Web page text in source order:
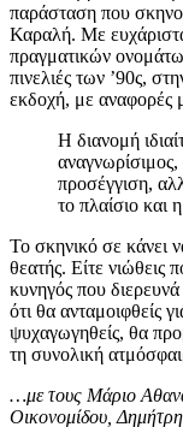
παράσταση που
Καραλή. Με
πραγματικών
πινελιές των ’90ς,
εκδοχή, με αναφορές
Η διανομή
προσέγγιση,
το πλαίσιο και
Το σκηνικό σε κάνει
θεατής. Είτε νιώθεις
κυνηγός που διερευνά
ότι θα ανταμοιφθείς
ψυχαγωγηθείς, θα
τη συνολική
…με τους Μάριο
Οικονομίδου,